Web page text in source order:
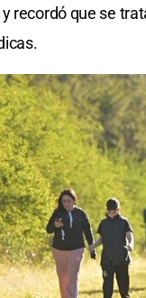
recordó que se